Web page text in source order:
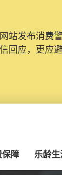
站发布消费
回应，更应
障 乐龄